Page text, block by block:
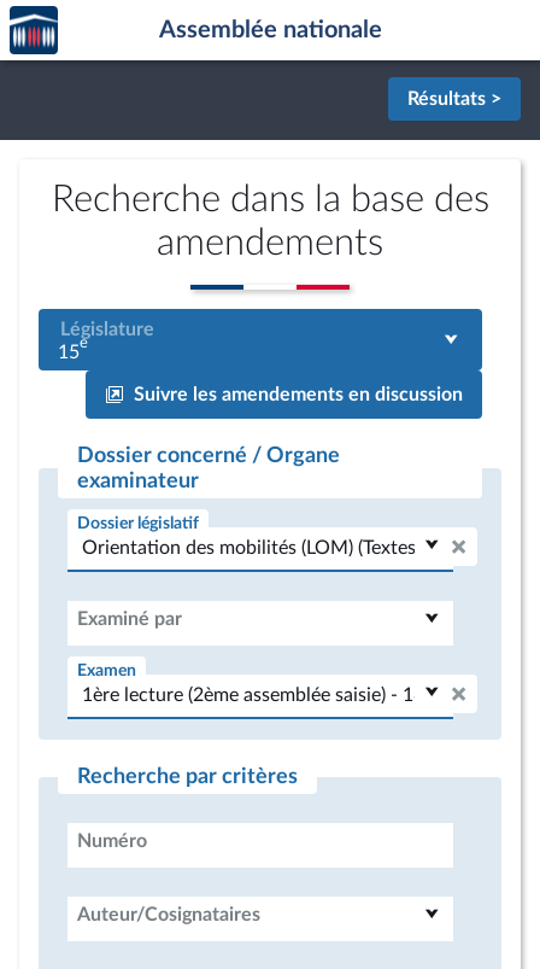
Aller au contenu
Aller en bas de la page
Accèder
à la
page
Assemblée nationale
Résultats >
Recherche dans la base des
amendements
Législature
15e
Suivre les amendements en discussion
Dossier concerné / Organe
examinateur
Dossier législatif
Examiné par
Examen
Recherche par critères
Numéro
Auteur/Cosignataires